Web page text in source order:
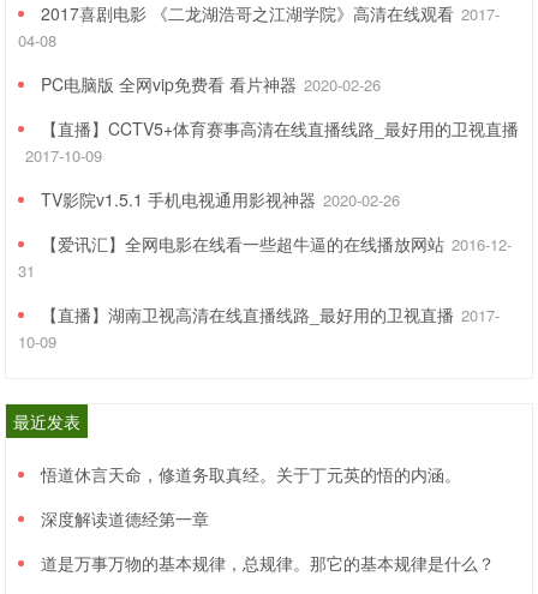
这些公司大多为高科技公司、上市公司、外资公司或是国
善，不仅仅是高薪，神马过节福利、加班补助、高温费、带
薪年假、年终奖啥的，统统都会有。
发薪日也一般是在次月的5号到10号之间，如遇到发薪日与
节假日、休息日冲突，多数企业会提前发放。
年终奖一般会在次年初发放。
日都会有，为员工提供的福利、待遇也较好，工资会在次月
怀。
2017喜剧电影 《二龙湖浩哥之江湖学院》高清在线观看 2017-
04-08
PC电脑版 全网vip免费看 看片神器 2020-02-26
【直播】CCTV5+体育赛事高清在线直播线路_最好用的卫视直播
2017-10-09
TV影院v1.5.1 手机电视通用影视神器 2020-02-26
【爱讯汇】全网电影在线看一些超牛逼的在线播放网站 2016-12-
31
【直播】湖南卫视高清在线直播线路_最好用的卫视直播 2017-
10-09
最近发表
悟道休言天命，修道务取真经。关于丁元英的悟的内涵。
深度解读道德经第一章
道是万事万物的基本规律，总规律。那它的基本规律是什么？